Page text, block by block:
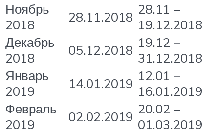
Ноябрь
2018
28.11.2018 28.11 –
19.12.2018
Декабрь
2018
05.12.2018 19.12 –
31.12.2018
Январь
2019
14.01.2019 12.01 –
16.01.2019
Февраль
2019
02.02.2019 20.02 –
01.03.2019